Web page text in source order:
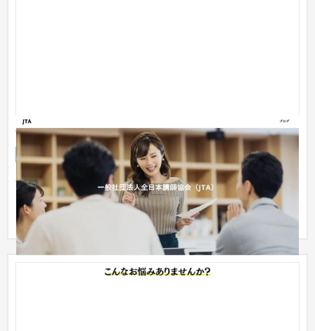
一般社団法人全日本講師協会（JTA）
ランディングページ NPO・官公庁 31〜50万円
今回は一般社団法人サイトのご依頼を頂き制作させて頂きまし
た。 ページ追加、デザイン、コーディング対応も承ります。 ス
ライ...